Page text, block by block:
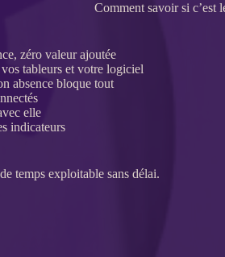
Comment savoir si c’est
zéro valeur ajoutée
vos tableurs et votrelogiciel
absence bloque tout
elle
indicateurs
temps exploitable sans délai.